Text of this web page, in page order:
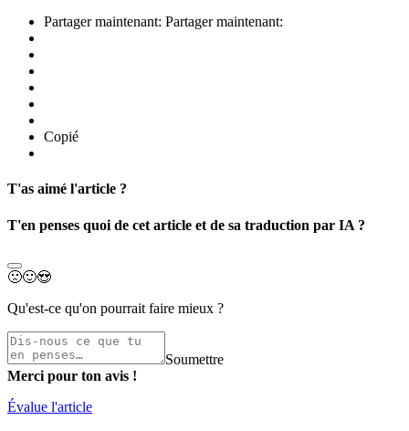
Partager maintenant: Partager maintenant:
Copié
T'as aimé l'article ?
T'en penses quoi de cet article et de sa traduction par IA ?
🙁🙂😍
Qu'est-ce qu'on pourrait faire mieux ?
Soumettre
Merci pour ton avis !
Évalue l'article